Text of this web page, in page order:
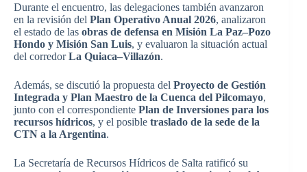
Durante el encuentro, las delegaciones también avanzaron
en la revisión del Plan Operativo Anual 2026, analizaron
el estado de las obras de defensa en Misión La Paz–Pozo
Hondo y Misión San Luis, y evaluaron la situación actual
del corredorLa Quiaca–Villazón.
Además, se discutió la propuesta del Proyecto de Gestión
Integrada y Plan Maestro de la Cuenca del Pilcomayo,
junto con el correspondiente Plan de Inversiones para los
recursos hídricos, y el posible traslado de la sede de la
CTN a la Argentina.
La Secretaría de Recursos Hídricos de Salta ratificó su